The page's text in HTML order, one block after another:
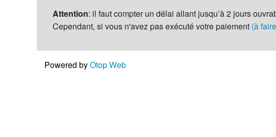
Attention: il faut compter un délai allant jusqu’à 2 jours
Cependant, si vous n'avez pas exécuté votre paiement (à
Powered byOtop Web